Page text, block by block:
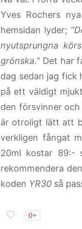
Yves Rochers
hemsidan lyder;
nyutsprungna
grönska.” Det har
dag sedan jag fick
på ett väldigt
den försvinner
är otroligt lätt att
verkligen fångat
20ml kostar 89:-
rekommendera
koden YR30 så
0+